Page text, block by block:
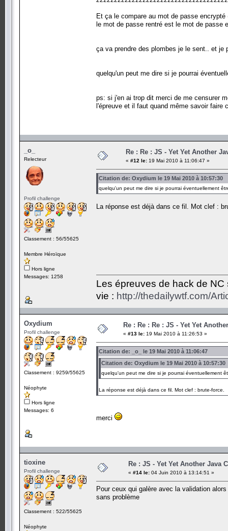
Et ça le compare au mot de passe
le mot de passe rentré est le mot de passe
ça va prendre des plombes je le sent.. et je
quelqu'un peut me dire si je pourrai
ps: si j'en ai trop dit merci de me censurer
l'épreuve et il faut quand même savoir faire
_o_
Relecteur
Profil challenge
Classement : 56/55625
Membre Héroïque
Hors ligne
Messages: 1258
Re : Re : JS - Yet Yet Another
« #12 le: 19 Mai 2010 à 11:06:47 »
Citation de: Oxydium le 19 Mai 2010 à 10:57:30
quelqu'un peut me dire si je pourrai éventuellement
La réponse est déjà dans ce fil. Mot clef :
Les épreuves de hack de
vie : http://thedailywtf.com/
Oxydium
Profil challenge
Classement : 9259/55625
Néophyte
Hors ligne
Messages: 6
Re : Re : Re : JS - Yet Yet
« #13 le: 19 Mai 2010 à 11:26:53 »
Citation de: _o_ le 19 Mai 2010 à 11:06:47
Citation de: Oxydium le 19 Mai 2010 à 10:57:30
quelqu'un peut me dire si je pourrai éventuellement
La réponse est déjà dans ce fil. Mot clef : brute-force.
merci
tioxine
Profil challenge
Classement : 522/55625
Néophyte
Re : JS - Yet Yet Another Java
« #14 le: 04 Juin 2010 à 13:14:51 »
Pour ceux qui galère avec la validation
sans problème